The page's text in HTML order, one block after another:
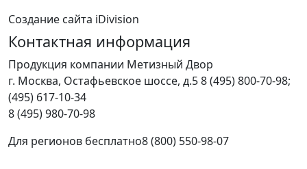
Создание сайта iDivision
Контактная информация
Продукция компании Метизный Двор
г. Москва, Остафьевское шоссе, д.58 (495) 800-70-98;
(495) 617-10-34
8 (495) 980-70-98
Для регионов бесплатно8 (800) 550-98-07